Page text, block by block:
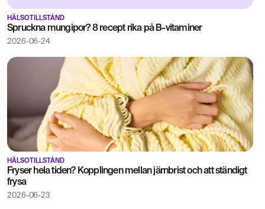
HÄLSOTILLSTÅND
Spruckna mungipor? 8 recept rika på B-vitaminer
2026-06-24
HÄLSOTILLSTÅND
Fryser hela tiden? Kopplingen mellan järnbrist och att ständigt
frysa
2026-06-23